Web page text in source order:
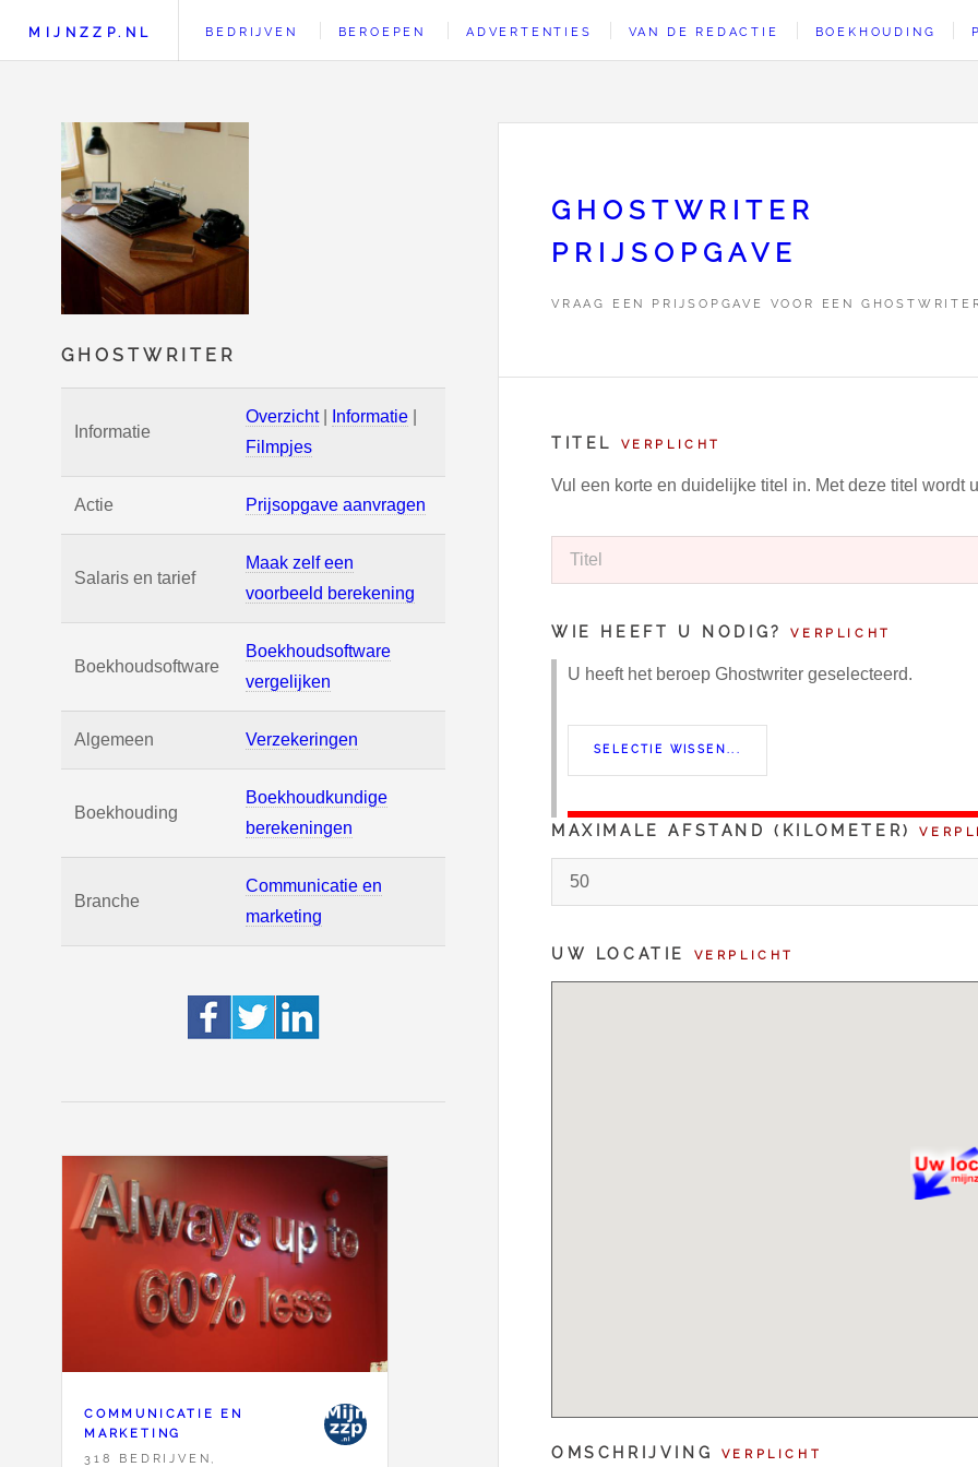
GHOSTWRITER
Informatie
Overzicht| Informatie
Filmpjes
Actie Prijsopgave aanvragen
Salaris en tarief
Maak zelf een
voorbeeld berekening
Boekhoudsoftware
Boekhoudsoftware
vergelijken
Algemeen Verzekeringen
Boekhouding
Boekhoudkundige
berekeningen
Branche
Communicatie en
marketing
COMMUNICATIE EN
MARKETING
318 BEDRIJVEN,
MIJNZZP.NL BEDRIJVEN BEROEPEN ADVERTENTIES VAN DE REDACTIE BOEKHOUDING
GHOSTWRITER
PRIJSOPGAVE
VRAAG EEN PRIJSOPGAVE VOOR EEN
TITEL VERPLICHT
Vul een korte en duidelijke titel in. Met deze titel wordt
WIE HEEFT U NODIG?VERPLICHT
U heeft het beroep Ghostwriter geselecteerd.
MAXIMALE AFSTAND (KILOMETER)
UW LOCATIE VERPLICHT
OMSCHRIJVING VERPLICHT